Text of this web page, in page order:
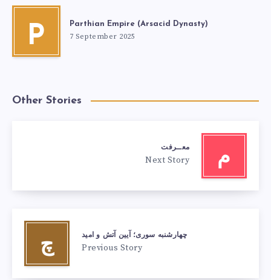
P Parthian Empire (Arsacid Dynasty)
7 September 2025
Other Stories
م معــرفت
Next Story
چ چهارشنبه ‌سوری؛ آیین آتش و امید
Previous Story